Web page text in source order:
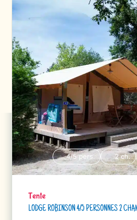
4/5 pers. 2 ch.
Tente
LODGE ROBINSON 4/5 PERSONNES 2